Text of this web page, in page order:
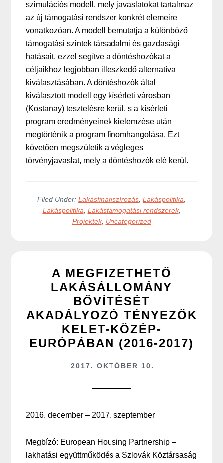
szimulációs modell, mely javaslatokat tartalmaz
az új támogatási rendszer konkrét elemeire
vonatkozóan. A modell bemutatja a különböző
támogatási szintek társadalmi és gazdasági
hatásait, ezzel segítve a döntéshozókat a
céljaikhoz legjobban illeszkedő alternatíva
kiválasztásában. A döntéshozók által
kiválasztott modell egy kísérleti városban
(Kostanay) tesztelésre kerül, s a kísérleti
program eredményeinek kielemzése után
megtörténik a program finomhangolása. Ezt
követően megszületik a végleges
törvényjavaslat, mely a döntéshozók elé kerül.
Filed Under: Lakásfinanszírozás, Lakáspolitika,
Lakáspolitika, Lakástámogatási rendszerek,
Projektek, Uncategorized
A MEGFIZETHETŐ
LAKÁSÁLLOMÁNY
BŐVÍTÉSÉT
AKADÁLYOZÓ TÉNYEZŐK
KELET-KÖZÉP-
EURÓPÁBAN (2016-2017)
2017. OKTÓBER 10.
2016. december – 2017. szeptember
Megbízó: European Housing Partnership –
lakhatási együttműködés a Szlovák Köztársaság